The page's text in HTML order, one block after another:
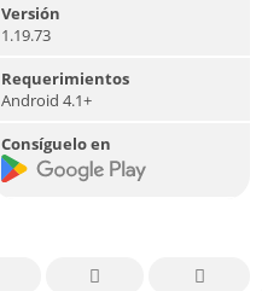
Versión
1.19.73
Requerimientos
Android 4.1+
Consíguelo en